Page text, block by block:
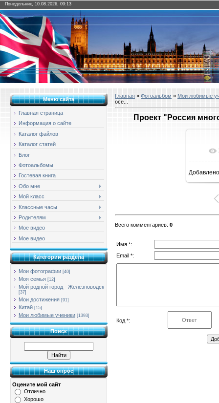
Понедельник, 10.08.2026, 09:13
Меню сайта
Главная страница
Информация о сайте
Каталог файлов
Каталог статей
Блог
Фотоальбомы
Гостевая книга
Обо мне
Мой класс
Классные часы
Родителям
Мое видео
Мое видео
Категории раздела
Мои фотографии [40]
Моя семья [12]
Мой родной город - Железноводск
[37]
Мои достижения [91]
Китай [15]
Мои любимые ученики [1393]
Поиск
Наш опрос
Оцените мой сайт
Отлично
Хорошо
Главная » Фотоальбом » Мои любимые
осе...
Проект "Россия
Добавлено
Всего комментариев: 0
Имя *:
Email *:
Код *: